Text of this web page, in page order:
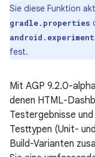
Sie diese Funktion
gradle.properties
fest.
Mit AGP 9.2.0-
denen HTML-
Testergebnisse
Testtypen (Unit-
Build-Varianten